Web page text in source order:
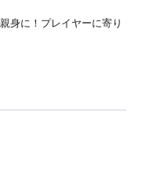
身に！プレイヤーに寄り